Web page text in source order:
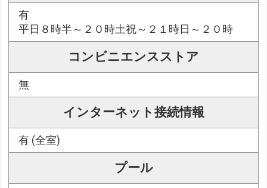
有
平日８時半～２０時土祝～２１時日～２０時
コンビニエンスストア
無
インターネット接続情報
有 (全室)
プール